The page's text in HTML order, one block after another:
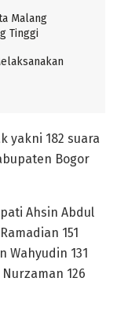
Malang
Tinggi
yakni 182 suara
Bogor
Ahsin Abdul
151
Wahyudin 131
126